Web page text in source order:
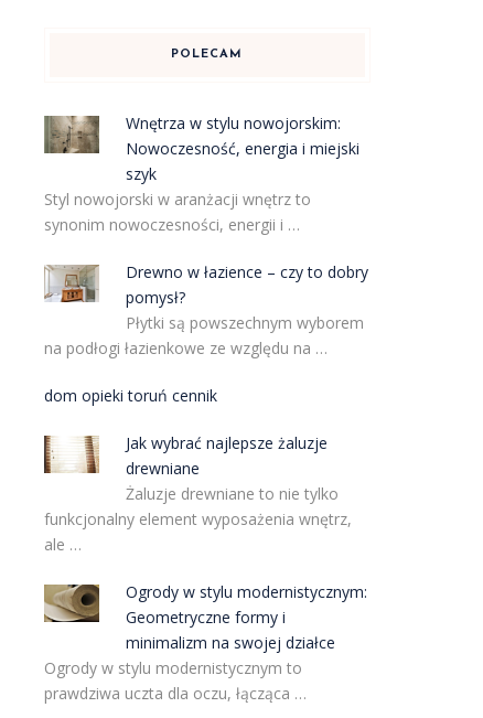
POLECAM
Wnętrza w stylu nowojorskim:
Nowoczesność, energia i miejski
szyk
Styl nowojorski w aranżacji wnętrz to
synonim nowoczesności, energii i …
Drewno w łazience – czy to dobry
pomysł?
Płytki są powszechnym wyborem
na podłogi łazienkowe ze względu na …
dom opieki toruń cennik
Jak wybrać najlepsze żaluzje
drewniane
Żaluzje drewniane to nie tylko
funkcjonalny element wyposażenia wnętrz,
ale …
Ogrody w stylu modernistycznym:
Geometryczne formy i
minimalizm na swojej działce
Ogrody w stylu modernistycznym to
prawdziwa uczta dla oczu, łącząca …